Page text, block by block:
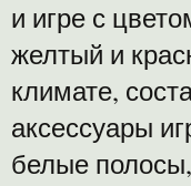
и игре с
желтый и
климате,
аксессуары
белые